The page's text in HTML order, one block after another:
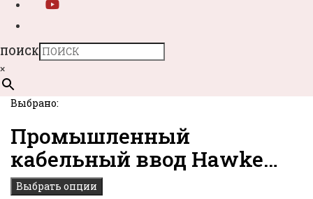
ПОИСК
×
Выбрано:
Промышленный
кабельный ввод Hawke…
Выбрать опции